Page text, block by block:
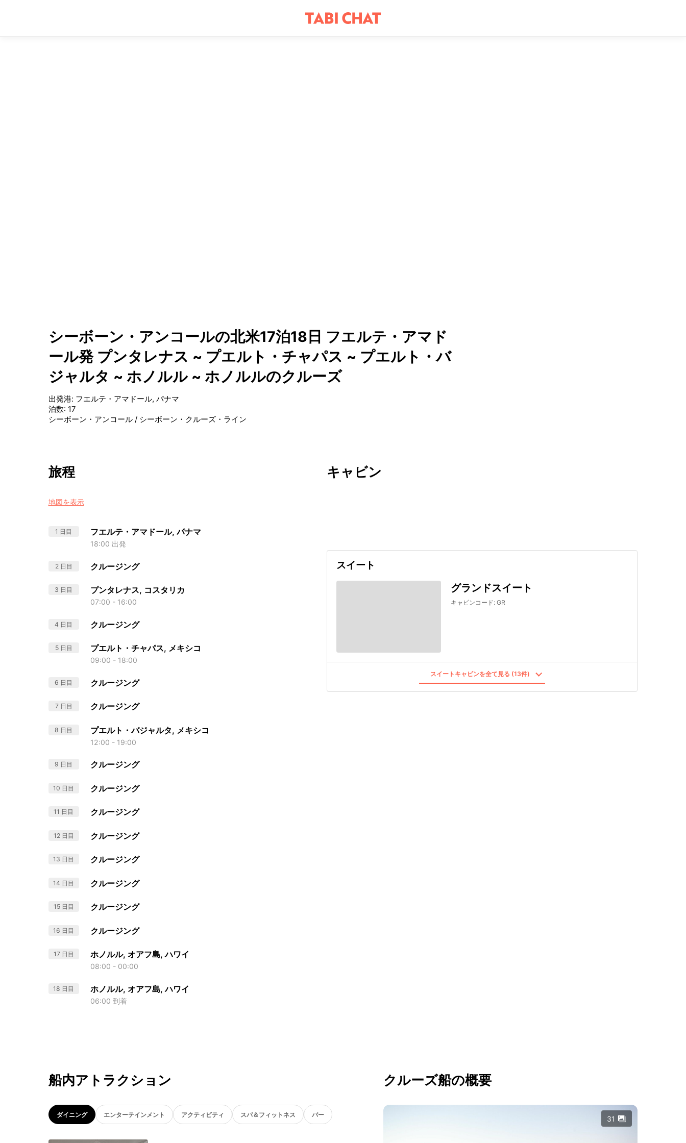
シーボーン・アンコールの北米17泊18日 フエルテ・アマド
ール発 プンタレナス ~ プエルト・チャパス ~ プエルト・バ
ジャルタ ~ ホノルル ~ ホノルルのクルーズ
出発港: フエルテ・アマドール, パナマ
泊数: 17
シーボーン・アンコール/ シーボーン・クルーズ・ライン
旅程
地図を表示
1 日目 フエルテ・アマドール, パナマ
18:00 出発
2 日目 クルージング
3 日目 プンタレナス, コスタリカ
07:00 - 16:00
4 日目 クルージング
5 日目 プエルト・チャパス, メキシコ
09:00 - 18:00
6 日目 クルージング
7 日目 クルージング
8 日目 プエルト・バジャルタ, メキシコ
12:00 - 19:00
9 日目 クルージング
10 日目 クルージング
11 日目 クルージング
12 日目 クルージング
13 日目 クルージング
14 日目 クルージング
15 日目 クルージング
16 日目 クルージング
17 日目 ホノルル, オアフ島, ハワイ
08:00 - 00:00
18 日目 ホノルル, オアフ島, ハワイ
06:00 到着
キャビン
スイート
グランドスイート
キャビンコード: GR
スイートキャビンを全て見る (13件)
船内アトラクション
ダイニング エンターテインメント アクティビティ スパ＆フィットネス バー
クルーズ船の概要
31